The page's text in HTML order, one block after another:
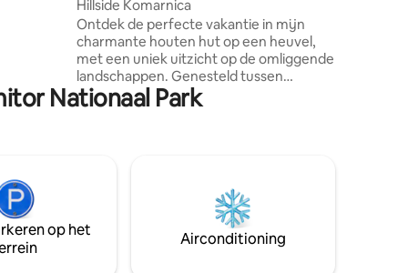
Hillside Komarnica
Ontdek de perfecte vakantie in mijn
charmante houten hut op een heuvel,
met een uniek uitzicht op de omliggende
landschappen. Genesteld tussen
weelderige bomen biedt de hut een
gevoel van rust en privacy. Geniet van
terwijl je naar de zonsopgang kijkt of
ontspant met een glas wijn als de zon
ondergaat.
Nationaal Park
op het
Airconditioning